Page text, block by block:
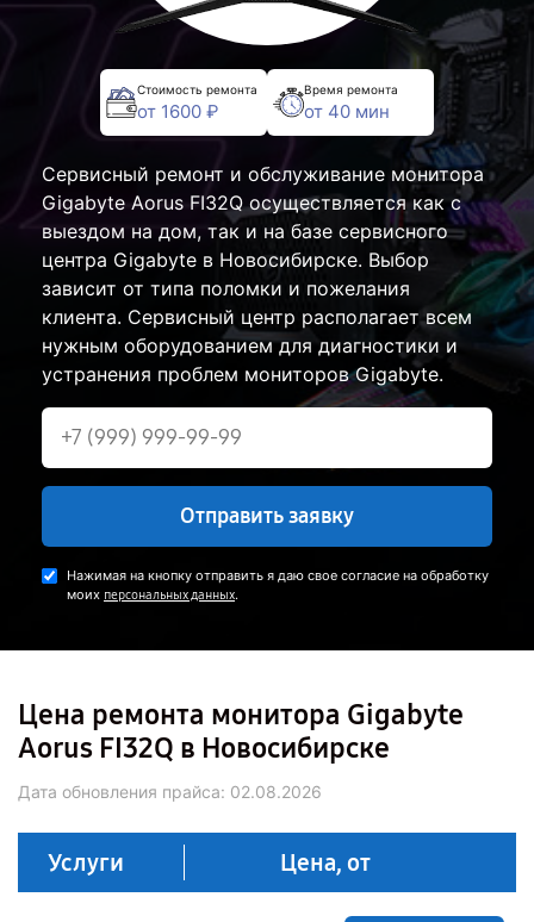
Стоимость ремонта
от 1600 ₽
Время ремонта
от 40 мин
Сервисный ремонт и обслуживание монитора
Gigabyte Aorus FI32Q осуществляется как с
выездом на дом, так и на базе сервисного
центра Gigabyte в Новосибирске. Выбор
зависит от типа поломки и пожелания
клиента. Сервисный центр располагает всем
нужным оборудованием для диагностики и
устранения проблем мониторов Gigabyte.
Отправить заявку
Нажимая на кнопку отправить я даю свое согласие на обработку
моих персональных данных.
Цена ремонта монитора Gigabyte
Aorus FI32Q в Новосибирске
Дата обновления прайса: 02.08.2026
Услуги Цена, от